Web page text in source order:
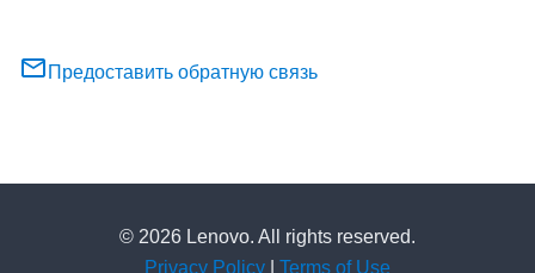
Предоставить обратную связь
© 2026 Lenovo. All rights reserved.
Privacy Policy
Terms of Use